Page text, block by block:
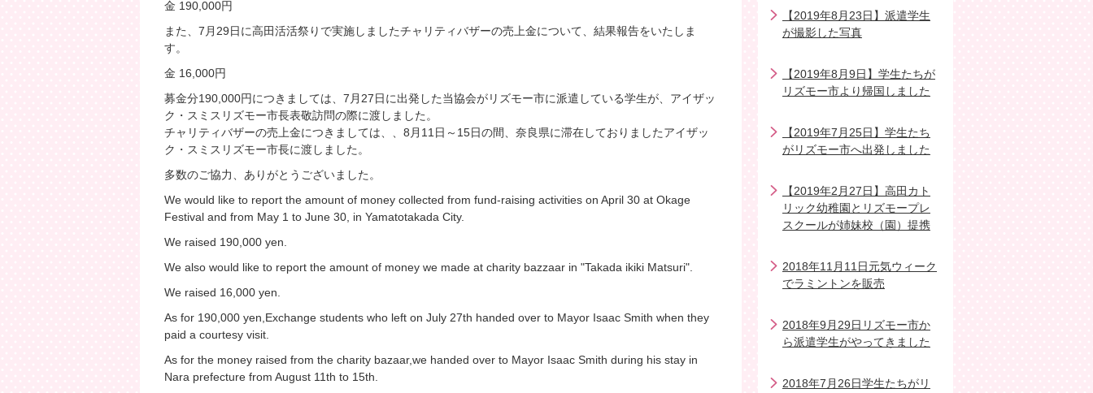
金 190,000円
また、7月29日に高田活活祭りで実施しましたチャリティバザーの売上金について、結果報告をいたしま
す。
金 16,000円
募金分190,000円につきましては、7月27日に出発した当協会がリズモー市に派遣している学生が、アイザッ
ク・スミスリズモー市長表敬訪問の際に渡しました。
チャリティバザーの売上金につきましては、、8月11日～15日の間、奈良県に滞在しておりましたアイザッ
ク・スミスリズモー市長に渡しました。
多数のご協力、ありがとうございました。
We would like to report the amount of money collected from fund-raising activities on April 30 at Okage
Festival and from May 1 to June 30, in Yamatotakada City.
We raised 190,000 yen.
We also would like to report the amount of money we made at charity bazzaar in "Takada ikiki Matsuri".
We raised 16,000 yen.
As for 190,000 yen,Exchange students who left on July 27th handed over to Mayor Isaac Smith when they
paid a courtesy visit.
As for the money raised from the charity bazaar,we handed over to Mayor Isaac Smith during his stay in
Nara prefecture from August 11th to 15th.
【2019年8月23日】派遣学生
が撮影した写真
【2019年8月9日】学生たちが
リズモー市より帰国しました
【2019年7月25日】学生たち
がリズモー市へ出発しました
【2019年2月27日】高田カト
リック幼稚園とリズモープレ
スクールが姉妹校（園）提携
2018年11月11日元気ウィーク
でラミントンを販売
2018年9月29日リズモー市か
ら派遣学生がやってきました
2018年7月26日学生たちがリ